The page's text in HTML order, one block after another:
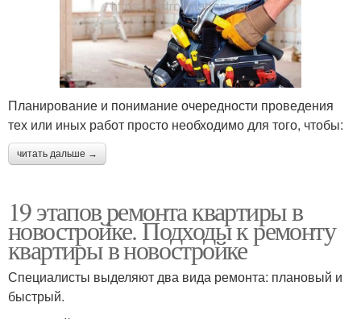
Планирование и понимание очередности проведения
тех или иных работ просто необходимо для того, чтобы:
читать дальше →
19 этапов ремонта квартиры в
новостройке. Подходы к ремонту
квартиры в новостройке
Специалисты выделяют два вида ремонта: плановый и
быстрый.